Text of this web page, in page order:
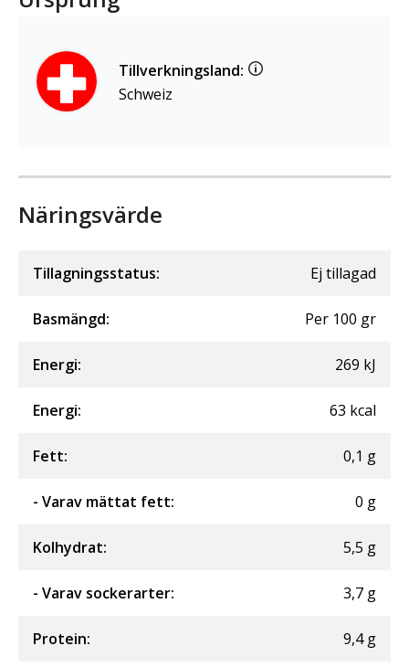
Tillverkningsland:
Schweiz
Näringsvärde
Tillagningsstatus: Ej tillagad
Basmängd: Per 100 gr
Energi: 269 kJ
Energi: 63 kcal
Fett: 0,1 g
- Varav mättat fett: 0 g
Kolhydrat: 5,5 g
- Varav sockerarter: 3,7 g
Protein: 9,4 g